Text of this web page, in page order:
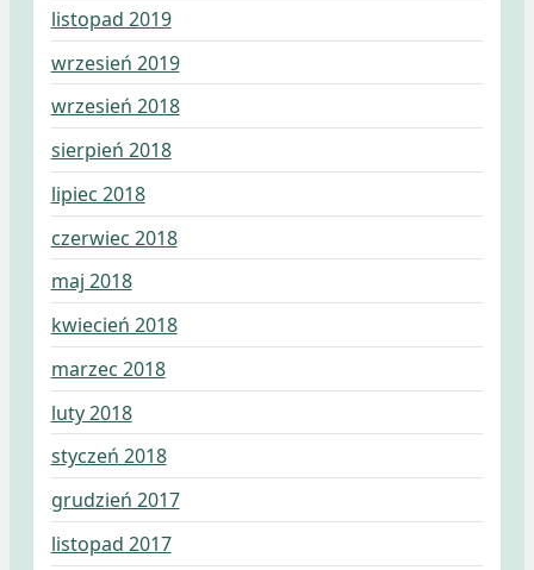
listopad 2019
wrzesień 2019
wrzesień 2018
sierpień 2018
lipiec 2018
czerwiec 2018
maj 2018
kwiecień 2018
marzec 2018
luty 2018
styczeń 2018
grudzień 2017
listopad 2017